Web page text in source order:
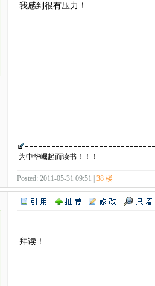
我感到很有压力！
为中华崛起而读书！！！
Posted: 2011-05-31 09:51 | 38 楼
拜读！